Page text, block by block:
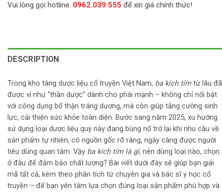
Vui lòng gọi hotline: 0962.039.555 để xin giá chính thức!
DESCRIPTION
Trong kho tàng dược liệu cổ truyền Việt Nam, ba kích tím từ lâu đã
được ví như “thần dược” dành cho phái mạnh – không chỉ nổi bật
với công dụng bổ thận tráng dương, mà còn giúp tăng cường sinh
lực, cải thiện sức khỏe toàn diện. Bước sang năm 2025, xu hướng
sử dụng loại dược liệu quý này đang bùng nổ trở lại khi nhu cầu về
sản phẩm tự nhiên, có nguồn gốc rõ ràng, ngày càng được người
tiêu dùng quan tâm. Vậy ba kích tím là gì, nên dùng loại nào, chọn
ở đâu để đảm bảo chất lượng? Bài viết dưới đây sẽ giúp bạn giải
mã tất cả, kèm theo phân tích từ chuyên gia và bác sĩ y học cổ
truyền – để bạn yên tâm lựa chọn đúng loại sản phẩm phù hợp và